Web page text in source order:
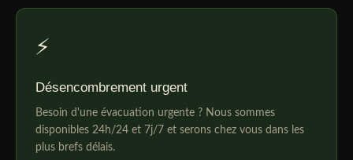
⚡
Désencombrement urgent
Besoin d'une évacuation urgente ? Nous sommes
disponibles 24h/24 et 7j/7 et serons chez vous dans les
plus brefs délais.